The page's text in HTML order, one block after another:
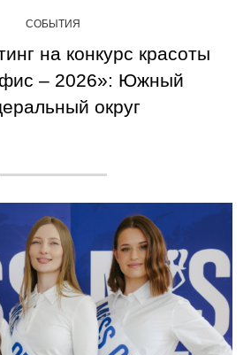
СОБЫТИЯ
на конкурс красоты
– 2026»: Южный
округ